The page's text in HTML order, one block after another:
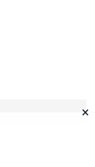
×